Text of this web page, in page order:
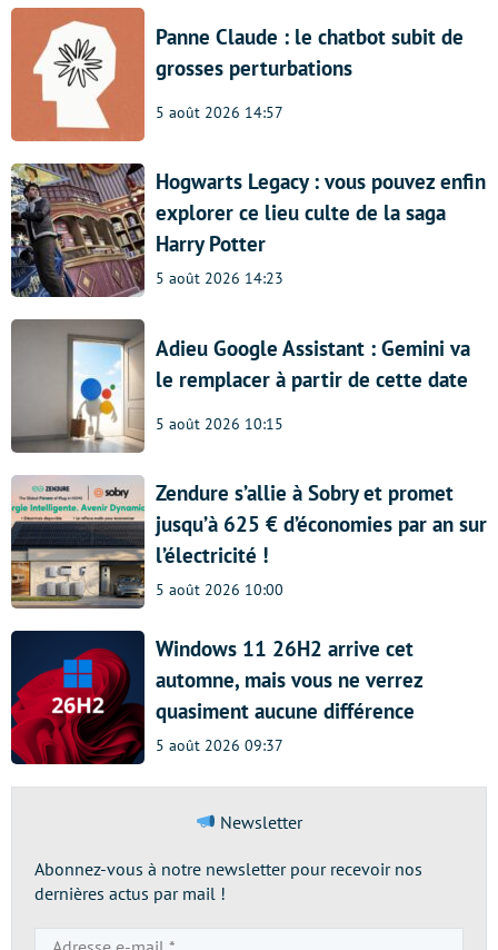
Panne Claude : le chatbot subit de
grosses perturbations
5 août 2026 14:57
Hogwarts Legacy : vous pouvez enfin
explorer ce lieu culte de la saga
Harry Potter
5 août 2026 14:23
Adieu Google Assistant : Gemini va
le remplacer à partir de cette date
5 août 2026 10:15
Zendure s’allie à Sobry et promet
jusqu’à 625 € d’économies par an sur
l’électricité !
5 août 2026 10:00
Windows 11 26H2 arrive cet
automne, mais vous ne verrez
quasiment aucune différence
5 août 2026 09:37
Newsletter
Abonnez-vous à notre newsletter pour recevoir nos
dernières actus par mail !